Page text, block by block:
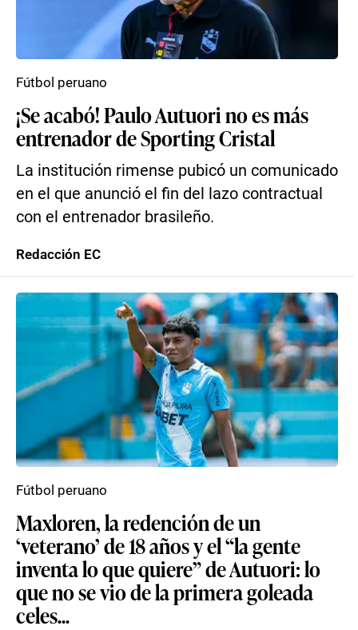
¡Se acabó! Paulo Autuori no es más
entrenador de Sporting Cristal
La institución rimense pubicó un comunicado
en el que anunció el fin del lazo contractual
con el entrenador brasileño.
Fútbol peruano
Redacción EC
Maxloren, la redención de un
‘veterano’ de 18 años y el “la gente
inventa lo que quiere” de Autuori: lo
que no se vio de la primera goleada
celes...
Fútbol peruano